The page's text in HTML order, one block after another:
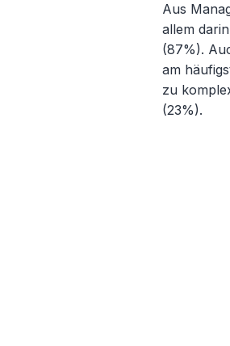
Aus
allem
(87%).
am
zu
(23%).